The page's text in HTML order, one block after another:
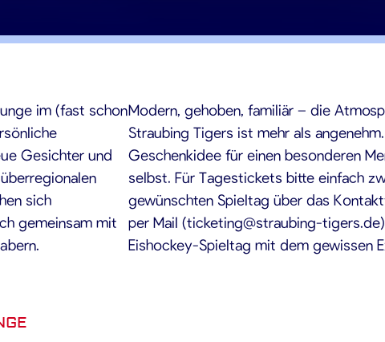
im (fast schon
Gesichter und
sich
gemeinsam mit
Modern, gehoben, familiär – die
Straubing Tigers ist mehr als
Geschenkidee für einen besonderen
selbst. Für Tagestickets bitte einfach
gewünschten Spieltag über das
per Mail (ticketing@straubing-
Eishockey-Spieltag mit dem gewissen